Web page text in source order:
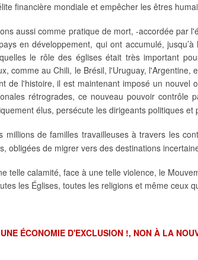
financière mondiale et empêcher les êtres
aussi comme pratique de mort, -accordée par
en développement, qui ont accumulé,
le rôle des églises était très important
comme au Chili, le Brésil, l'Uruguay,
de l'histoire, il est maintenant imposé un nouvel
rétrogrades, ce nouveau pouvoir contrôle
élus, persécute les dirigeants politiques
millions de familles travailleuses à travers les
obligées de migrer vers des destinations
telle calamité, face à une telle violence, le
les Églises, toutes les religions et même ceux
ÉCONOMIE D'EXCLUSION !, NON À LA